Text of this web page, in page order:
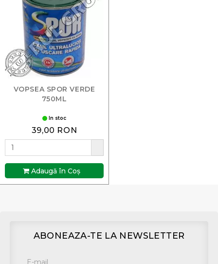
VOPSEA SPOR VERDE
750ML
In stoc
39,00 RON
Adaugă în Coş
ABONEAZA-TE LA NEWSLETTER